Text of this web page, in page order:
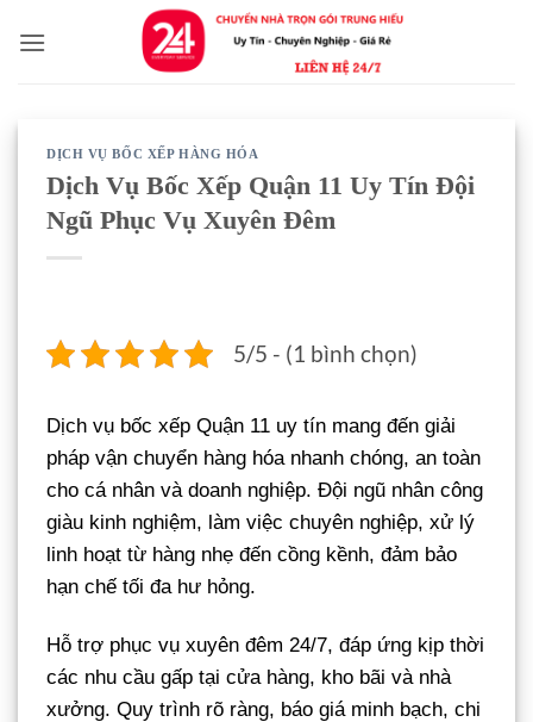
qua
DỊCH VỤ BỐC XẾP HÀNG HÓA
Dịch Vụ Bốc Xếp Quận 11 Uy Tín Đội
Ngũ Phục Vụ Xuyên Đêm
5/5 - (1 bình chọn)
Dịch vụ bốc xếp Quận 11 uy tín mang đến giải
pháp vận chuyển hàng hóa nhanh chóng, an toàn
cho cá nhân và doanh nghiệp. Đội ngũ nhân công
giàu kinh nghiệm, làm việc chuyên nghiệp, xử lý
linh hoạt từ hàng nhẹ đến cồng kềnh, đảm bảo
hạn chế tối đa hư hỏng.
Hỗ trợ phục vụ xuyên đêm 24/7, đáp ứng kịp thời
các nhu cầu gấp tại cửa hàng, kho bãi và nhà
xưởng. Quy trình rõ ràng, báo giá minh bạch, chi